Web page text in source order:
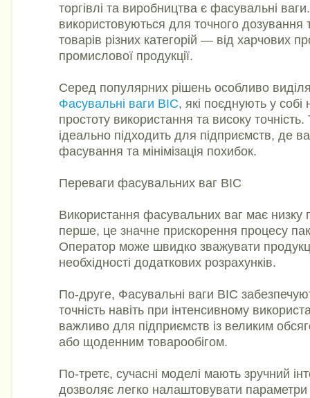
торгівлі та виробництва є фасувальні
використовуються для точного дозування
товарів різних категорій — від харчових
промислової продукції.
Серед популярних рішень особливо
Фасувальні ваги ВІС, які поєднують у собі
простоту використання та високу
ідеально підходить для підприємств, де
фасування та мінімізація похибок.
Переваги фасувальних ваг ВІС
Використання фасувальних ваг має низку
перше, це значне прискорення процесу
Оператор може швидко зважувати
необхідності додаткових розрахунків.
По-друге, Фасувальні ваги ВІС
точність навіть при інтенсивному
важливо для підприємств із великим
або щоденним товарообігом.
По-третє, сучасні моделі мають зручний
дозволяє легко налаштовувати параметри